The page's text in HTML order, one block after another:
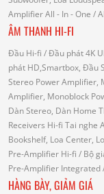
AmplifierAll - In - One /
ÂM THANH HI-FI
Đầu Hi-fi / Đầu phát 4K
phát HD,Smartbox, Đầu
Stereo Power Amplifier,
Amplifier, Monoblock
Dàn Stereo, Dàn Home
Receivers Hi-fi Tai nghe
Bookshelf, Loa Center,
Pre-Amplifier Hi-fi / Bộ
Pre-Amplifier Integrated
HÀNG BÀY, GIẢM GIÁ